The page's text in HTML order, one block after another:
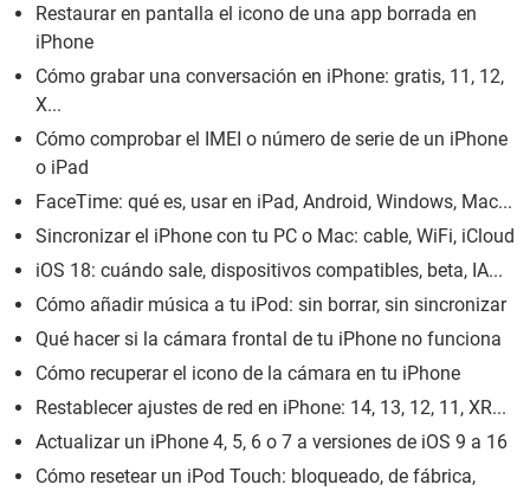
Restaurar en pantalla el icono de una app borrada en
iPhone
Cómo grabar una conversación en iPhone: gratis, 11, 12,
X...
Cómo comprobar el IMEI o número de serie de un iPhone
o iPad
FaceTime: qué es, usar en iPad, Android, Windows, Mac...
Sincronizar el iPhone con tu PC o Mac: cable, WiFi, iCloud
iOS 18: cuándo sale, dispositivos compatibles, beta, IA...
Cómo añadir música a tu iPod: sin borrar, sin sincronizar
Qué hacer si la cámara frontal de tu iPhone no funciona
Cómo recuperar el icono de la cámara en tu iPhone
Restablecer ajustes de red en iPhone: 14, 13, 12, 11, XR...
Actualizar un iPhone 4, 5, 6 o 7 a versiones de iOS 9 a 16
Cómo resetear un iPod Touch: bloqueado, de fábrica,